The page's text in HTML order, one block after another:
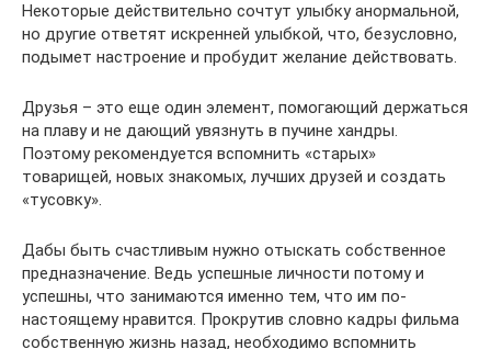
Некоторые действительно сочтут улыбку анормальной,
но другие ответят искренней улыбкой, что, безусловно,
подымет настроение и пробудит желание действовать.
Друзья – это еще один элемент, помогающий держаться
на плаву и не дающий увязнуть в пучине хандры.
Поэтому рекомендуется вспомнить «старых»
товарищей, новых знакомых, лучших друзей и создать
«тусовку».
Дабы быть счастливым нужно отыскать собственное
предназначение. Ведь успешные личности потому и
успешны, что занимаются именно тем, что им по-
настоящему нравится. Прокрутив словно кадры фильма
собственную жизнь назад, необходимо вспомнить